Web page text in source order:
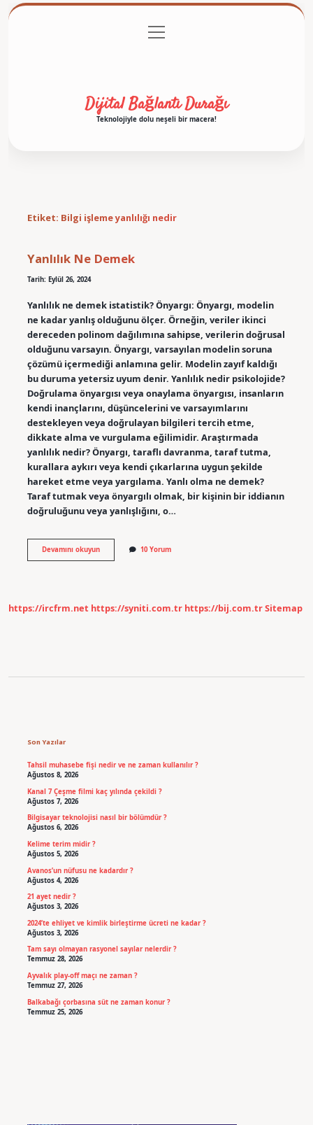
Gizlilik Politikası
menüyü
aç
Dijital Bağlantı Durağı
Teknolojiyle dolu neşeli bir macera!
Etiket: Bilgi işleme yanlılığı nedir
Yanlılık Ne Demek
Tarih: Eylül 26, 2024
Yanlılık ne demek istatistik? Önyargı: Önyargı, modelin
ne kadar yanlış olduğunu ölçer. Örneğin, veriler ikinci
dereceden polinom dağılımına sahipse, verilerin doğrusal
olduğunu varsayın. Önyargı, varsayılan modelin soruna
çözümü içermediği anlamına gelir. Modelin zayıf kaldığı
bu duruma yetersiz uyum denir. Yanlılık nedir psikolojide?
Doğrulama önyargısı veya onaylama önyargısı, insanların
kendi inançlarını, düşüncelerini ve varsayımlarını
destekleyen veya doğrulayan bilgileri tercih etme,
dikkate alma ve vurgulama eğilimidir. Araştırmada
yanlılık nedir? Önyargı, taraflı davranma, taraf tutma,
kurallara aykırı veya kendi çıkarlarına uygun şekilde
hareket etme veya yargılama. Yanlı olma ne demek?
Taraf tutmak veya önyargılı olmak, bir kişinin bir iddianın
doğruluğunu veya yanlışlığını, o…
Devamını okuyunYanlılık
Ne
10 Yorum
https://ircfrm.net https://syniti.com.tr https://bij.com.trSitemap
Son Yazılar
Tahsil muhasebe fişi nedir ve ne zaman kullanılır ?
Ağustos 8, 2026
Kanal 7 Çeşme filmi kaç yılında çekildi ?
Ağustos 7, 2026
Bilgisayar teknolojisi nasıl bir bölümdür ?
Ağustos 6, 2026
Kelime terim midir ?
Ağustos 5, 2026
Avanos’un nüfusu ne kadardır ?
Ağustos 4, 2026
21 ayet nedir ?
Ağustos 3, 2026
2024’te ehliyet ve kimlik birleştirme ücreti ne kadar ?
Ağustos 3, 2026
Tam sayı olmayan rasyonel sayılar nelerdir ?
Temmuz 28, 2026
Ayvalık play-off maçı ne zaman ?
Temmuz 27, 2026
Balkabağı çorbasına süt ne zaman konur ?
Temmuz 25, 2026